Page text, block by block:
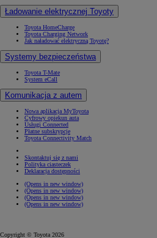
Ładowanie elektrycznej Toyoty
Toyota HomeCharge
Toyota Charging Network
Jak naładować elektryczną Toyotę?
Systemy bezpieczeństwa
Toyota T-Mate
System eCall
Komunikacja z autem
Nowa aplikacja MyToyota
Cyfrowy opiekun auta
Usługi Connected
Płatne subskrypcje
Toyota Connectivity Match
Skontaktuj się z nami
Polityka ciasteczek
Deklaracja dostępności
(Opens in new window)
(Opens in new window)
(Opens in new window)
(Opens in new window)
Copyright © Toyota 2026